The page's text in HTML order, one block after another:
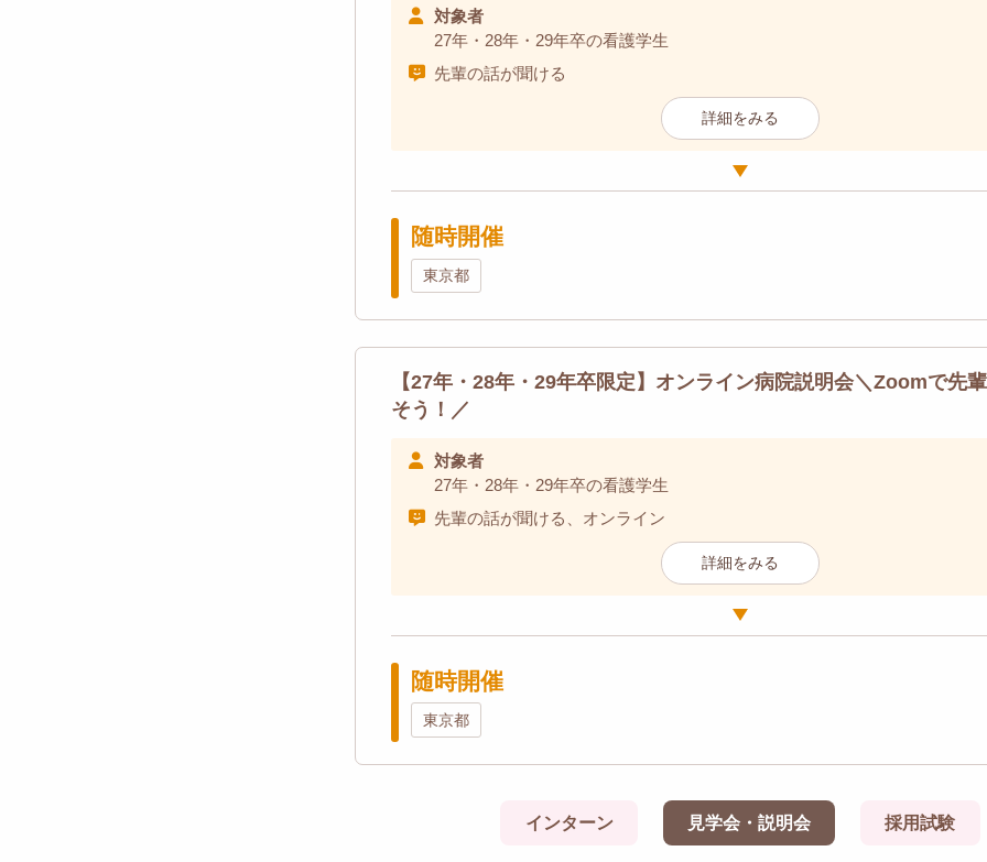
対象者
27年・28年・29年卒の看護学生
先輩の話が聞ける
詳細をみる
随時開催
東京都
【27年・28年・29年卒限定】オンライン病院説明会＼Zoomで先
そう！／
対象者
27年・28年・29年卒の看護学生
先輩の話が聞ける、オンライン
詳細をみる
随時開催
東京都
インターン 見学会・説明会 採用試験